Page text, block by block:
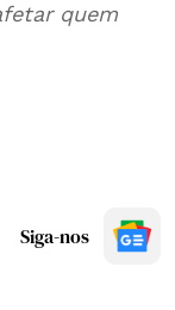
quem
Siga-nos